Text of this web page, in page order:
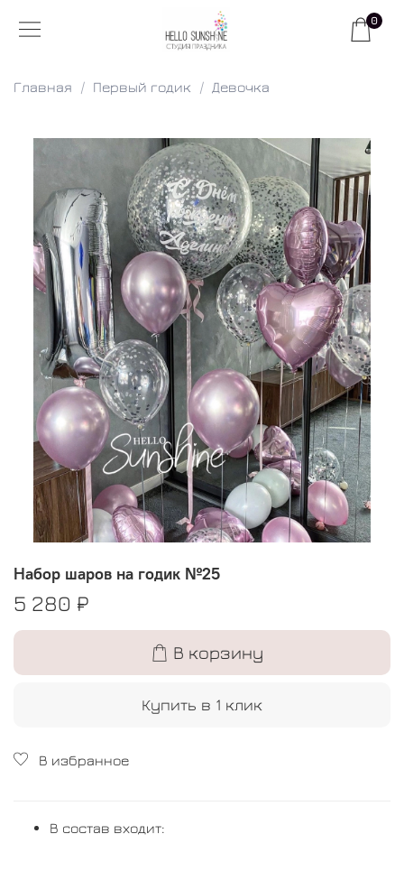
0
Главная Первый годик Девочка
Набор шаров на годик №25
5 280 ₽
В корзину
Купить в 1 клик
В избранное
В состав входит: